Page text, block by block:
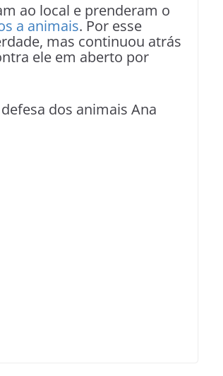
ao local e prenderam o
a animais. Por esse
mas continuou atrás
ele em aberto por
dos animais Ana